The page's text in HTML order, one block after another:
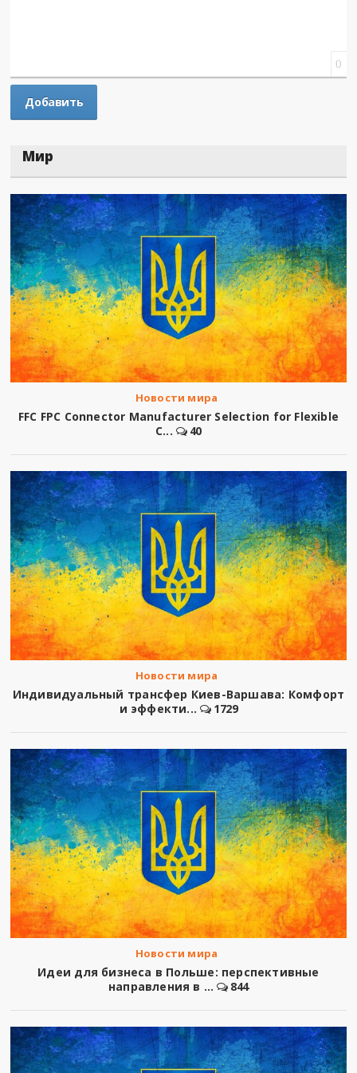
0
Мир
Новости мира
FFC FPC Connector Manufacturer Selection for Flexible
C...
40
Новости мира
Индивидуальный трансфер Киев-Варшава: Комфорт
и эффекти...
1729
Новости мира
Идеи для бизнеса в Польше: перспективные
направления в ...
844